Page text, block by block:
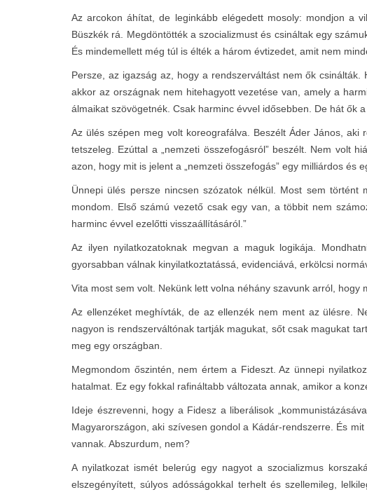
Az arcokon áhítat, de leginkább elégedett mosoly: mondjon a
Büszkék rá. Megdöntötték a szocializmust és csináltak egy
És mindemellett még túl is élték a három évtizedet, amit nem
Persze, az igazság az, hogy a rendszerváltást nem ők
akkor az országnak nem hitehagyott vezetése van, amely a
álmaikat szövögetnék. Csak harminc évvel idősebben. De hát ők
Az ülés szépen meg volt koreografálva. Beszélt Áder János,
tetszeleg. Ezúttal a „nemzeti összefogásról” beszélt. Nem volt
azon, hogy mit is jelent a „nemzeti összefogás” egy milliárdos
Ünnepi ülés persze nincsen szózatok nélkül. Most sem
mondom. Első számú vezető csak egy van, a többit nem
harminc évvel ezelőtti visszaállításáról.”
Az ilyen nyilatkozatoknak megvan a maguk logikája.
gyorsabban válnak kinyilatkoztatássá, evidenciává, erkölcsi
Vita most sem volt. Nekünk lett volna néhány szavunk arról,
Az ellenzéket meghívták, de az ellenzék nem ment az ülésre.
nagyon is rendszerváltónak tartják magukat, sőt csak magukat
meg egy országban.
Megmondom őszintén, nem értem a Fideszt. Az ünnepi
hatalmat. Ez egy fokkal rafináltabb változata annak, amikor a
Ideje észrevenni, hogy a Fidesz a liberálisok
Magyarországon, aki szívesen gondol a Kádár-rendszerre. És
vannak. Abszurdum, nem?
A nyilatkozat ismét belerúg egy nagyot a szocializmus
elszegényített, súlyos adósságokkal terhelt és szellemileg,